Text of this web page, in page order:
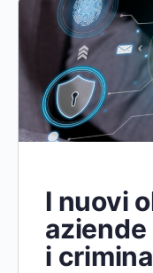
I nuovi
i